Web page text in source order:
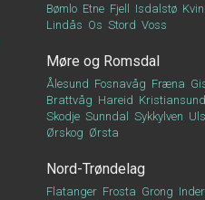
Bømlo Etne Fjell Isdalstø
Lindås Os Stord Voss
Møre og Romsdal
Ålesund Fosnavåg Fræna
Brattvåg Hareid Kristiansund
Skodje Sunndal Sykkylven
Ørskog Ørsta
Nord-Trøndelag
Flatanger Frosta Grong